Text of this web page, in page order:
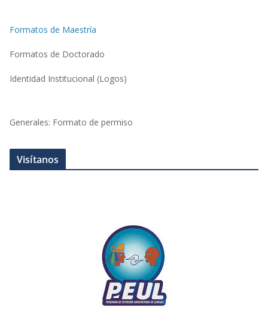
Formatos de Maestría
Formatos de Doctorado
Identidad Institucional (Logos)
Generales: Formato de permiso
Visítanos